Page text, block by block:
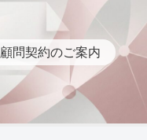
顧問契約のご案内